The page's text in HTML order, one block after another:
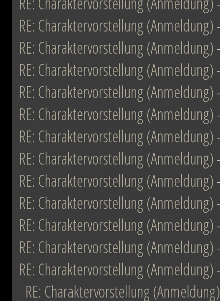
RE: Charaktervorstellung (Anmeldung)
RE: Charaktervorstellung (Anmeldung)
RE: Charaktervorstellung (Anmeldung)
RE: Charaktervorstellung (Anmeldung)
RE: Charaktervorstellung (Anmeldung)
RE: Charaktervorstellung (Anmeldung)
RE: Charaktervorstellung (Anmeldung)
RE: Charaktervorstellung (Anmeldung)
RE: Charaktervorstellung (Anmeldung)
RE: Charaktervorstellung (Anmeldung)
RE: Charaktervorstellung (Anmeldung)
RE: Charaktervorstellung (Anmeldung)
RE: Charaktervorstellung (Anmeldung)